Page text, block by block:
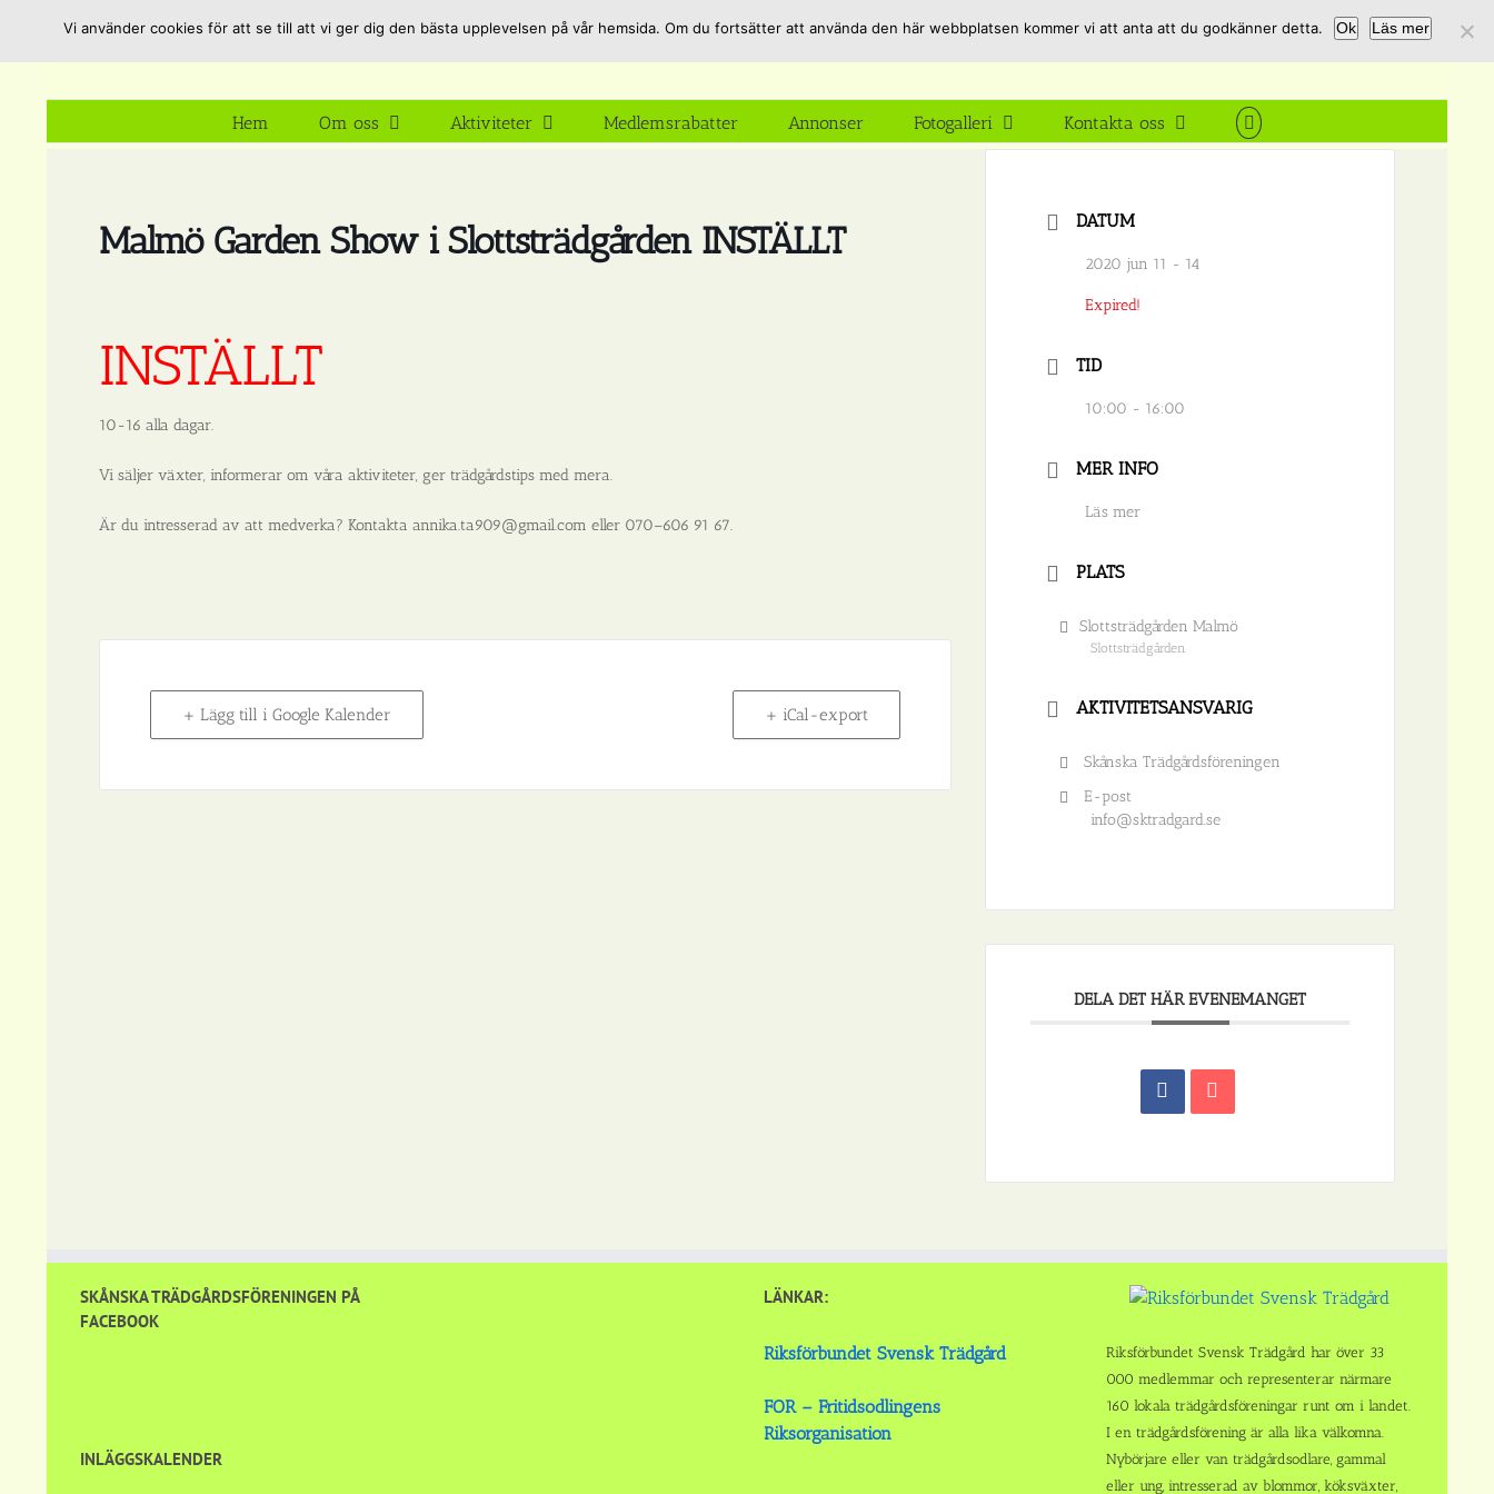
Hem Om oss Aktiviteter Medlemsrabatter Annonser Fotogalleri Kontakta oss
Malmö Garden Show i Slottsträdgården INSTÄLLT
INSTÄLLT
10-16 alla dagar.
Vi säljer växter, informerar om våra aktiviteter, ger trädgårdstips med mera.
Är du intresserad av att medverka? Kontakta annika.ta909@gmail.com eller 070–606 91 67.
+ Lägg till i Google Kalender + iCal-export
DATUM
2020 jun 11 - 14
Expired!
TID
10:00 - 16:00
MER INFO
Läs mer
PLATS
Slottsträdgården Malmö
Slottsträdgården
AKTIVITETSANSVARIG
Skånska Trädgårdsföreningen
E-post
info@sktradgard.se
DELA DET HÄR EVENEMANGET
SKÅNSKA TRÄDGÅRDSFÖRENINGEN PÅ
FACEBOOK
INLÄGGSKALENDER
LÄNKAR:
Riksförbundet Svensk Trädgård
FOR – Fritidsodlingens
Riksorganisation
Riksförbundet Svensk Trädgård har över 33
000 medlemmar och representerar närmare
160 lokala trädgårdsföreningar runt om i landet.
I en trädgårdsförening är alla lika välkomna.
Nybörjare eller van trädgårdsodlare, gammal
eller ung, intresserad av blommor, köksväxter,
Vi använder cookies för att se till att vi ger dig den bästa upplevelsen på vår hemsida. Om du fortsätter att använda den här webbplatsen kommer vi att anta att du godkänner detta. Ok Läs mer